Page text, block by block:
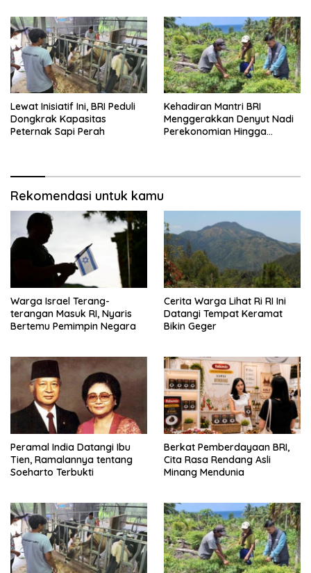
Lewat Inisiatif Ini, BRI Peduli
Dongkrak Kapasitas
Peternak Sapi Perah
Kehadiran Mantri BRI
Menggerakkan Denyut Nadi
Perekonomian Hingga
Rekomendasi untuk kamu
Warga Israel Terang-
terangan Masuk RI, Nyaris
Bertemu Pemimpin Negara
Cerita Warga Lihat Ri RI Ini
Datangi Tempat Keramat
Bikin Geger
Peramal India Datangi Ibu
Tien, Ramalannya tentang
Soeharto Terbukti
Berkat Pemberdayaan BRI,
Cita Rasa Rendang Asli
Minang Mendunia